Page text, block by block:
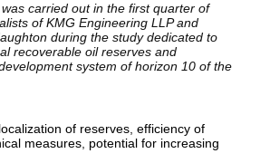
carried out in the first quarter of
of KMG Engineering LLP and
during the study dedicated to
recoverable oil reserves and
system of horizon 10 of the
localization of reserves,efficiency of
measures, potential for increasing